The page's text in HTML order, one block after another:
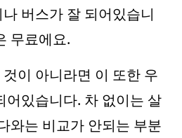
버스가 잘 되어있습니
무료에요.
이 아니라면 이 또한 우
어있습니다. 차 없이는 살
와는 비교가 안되는 부분